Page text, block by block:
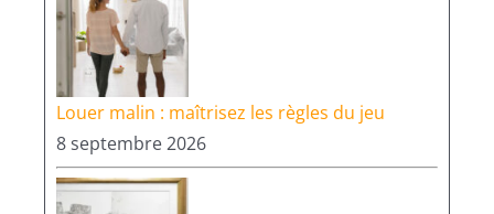
Louer malin : maîtrisez les règles du jeu
8 septembre 2026